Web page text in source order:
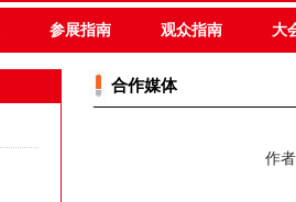
参展指南 观众指南 大
合作媒体
作